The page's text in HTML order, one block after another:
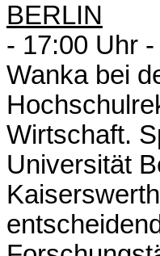
BERLIN
- 17:00 Uhr
Wanka bei
Wirtschaft.
Universität